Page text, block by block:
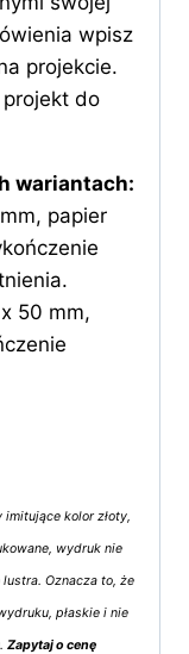
wpisz
projekcie.
do
wariantach:
papier
50 mm,
kolor złoty,
wydruk nie
Oznacza to, że
płaskie i nie
Zapytaj o cenę